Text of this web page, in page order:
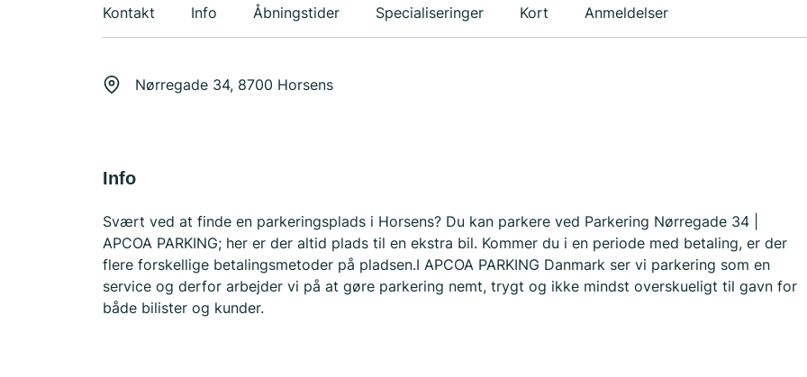
Kontakt Info Åbningstider Specialiseringer Kort Anmeldelser
Nørregade 34, 8700 Horsens
Info
Svært ved at finde en parkeringsplads i Horsens? Du kan parkere ved Parkering Nørregade 34 |
APCOA PARKING; her er der altid plads til en ekstra bil. Kommer du i en periode med betaling, er der
flere forskellige betalingsmetoder på pladsen.I APCOA PARKING Danmark ser vi parkering som en
service og derfor arbejder vi på at gøre parkering nemt, trygt og ikke mindst overskueligt til gavn for
både bilister og kunder.